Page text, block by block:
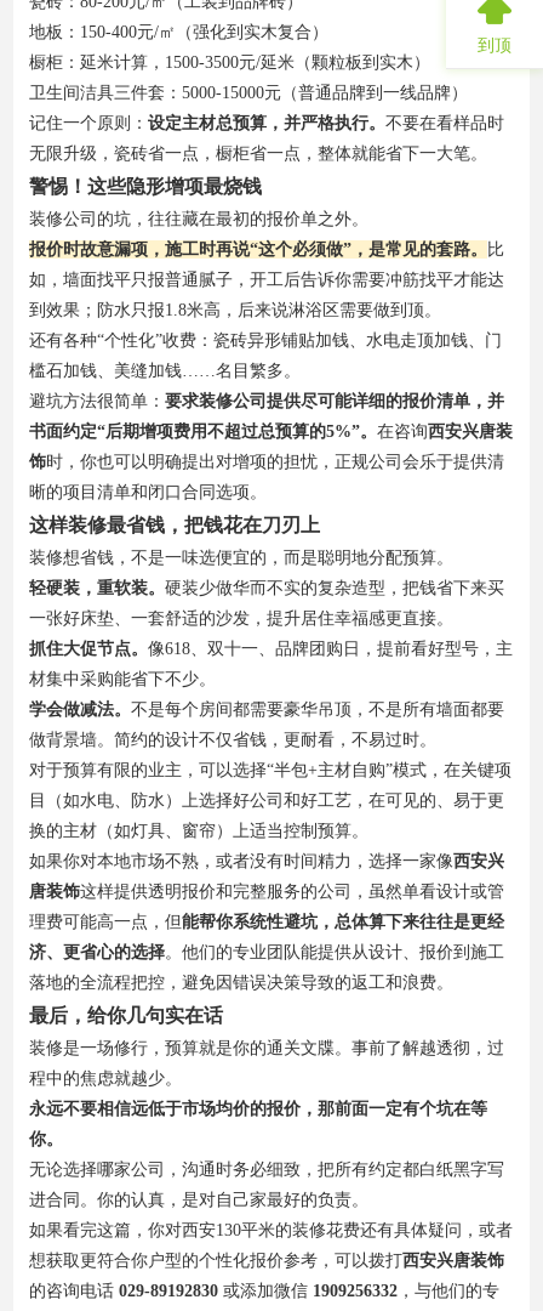
地板：150-400元/㎡（强化到实木复合）
橱柜：延米计算，1500-3500元/延米（颗粒板到实木）
卫生间洁具三件套：5000-15000元（普通品牌到一线品牌）
记住一个原则： 设定主材总预算，并严格执行。 不要在看样品时
无限升级，瓷砖省一点，橱柜省一点，整体就能省下一大笔。
警惕！这些隐形增项最烧钱
装修公司的坑，往往藏在最初的报价单之外。
报价时故意漏项，施工时再说“这个必须做”，是常见的套路。
比
如，墙面找平只报普通腻子，开工后告诉你需要冲筋找平才能达
到效果；防水只报1.8米高，后来说淋浴区需要做到顶。
还有各种“个性化”收费：瓷砖异形铺贴加钱、水电走顶加钱、门
槛石加钱、美缝加钱……名目繁多。
避坑方法很简单： 要求装修公司提供尽可能详细的报价清单，并
书面约定“后期增项费用不超过总预算的5%”。 在咨询西安兴唐装
饰时，你也可以明确提出对增项的担忧，正规公司会乐于提供清
晰的项目清单和闭口合同选项。
这样装修最省钱，把钱花在刀刃上
装修想省钱，不是一味选便宜的，而是聪明地分配预算。
轻硬装，重软装。 硬装少做华而不实的复杂造型，把钱省下来买
一张好床垫、一套舒适的沙发，提升居住幸福感更直接。
抓住大促节点。 像618、双十一、品牌团购日，提前看好型号，主
材集中采购能省下不少。
学会做减法。 不是每个房间都需要豪华吊顶，不是所有墙面都要
做背景墙。简约的设计不仅省钱，更耐看，不易过时。
对于预算有限的业主，可以选择“半包+主材自购”模式，在关键项
目（如水电、防水）上选择好公司和好工艺，在可见的、易于更
换的主材（如灯具、窗帘）上适当控制预算。
如果你对本地市场不熟，或者没有时间精力，选择一家像西安兴
唐装饰这样提供透明报价和完整服务的公司，虽然单看设计或管
理费可能高一点，但能帮你系统性避坑，总体算下来往往是更经
济、更省心的选择。他们的专业团队能提供从设计、报价到施工
落地的全流程把控，避免因错误决策导致的返工和浪费。
最后，给你几句实在话
装修是一场修行，预算就是你的通关文牒。事前了解越透彻，过
程中的焦虑就越少。
永远不要相信远低于市场均价的报价，那前面一定有个坑在等
你。
无论选择哪家公司，沟通时务必细致，把所有约定都白纸黑字写
进合同。你的认真，是对自己家最好的负责。
如果看完这篇，你对西安130平米的装修花费还有具体疑问，或者
想获取更符合你户型的个性化报价参考，可以拨打西安兴唐装饰
的咨询电话 029-89192830或添加微信 1909256332，与他们的专
到顶